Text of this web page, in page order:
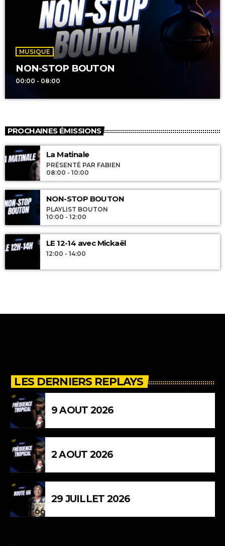
MUSIQUE
NON-STOP BOUTON
00:00 - 08:00
PROCHAINES ÉMISSIONS
La Matinale
PRÉSENTÉ PAR FABIEN
08:00 - 10:00
NON-STOP BOUTON
PLAYLIST BOUTON
10:00 - 12:00
LE 12-14 avec Mickaël
12:00 - 14:00
LES DERNIERS REPLAYS
9 AOUT 2026
2 AOUT 2026
29 JUILLET 2026